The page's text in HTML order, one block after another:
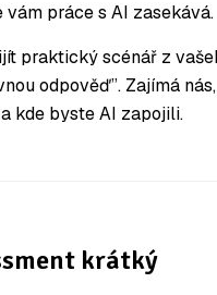
vám práce s AI zasekává.
praktický scénář z
odpověď”. Zajímá
kde byste AI zapojili.
krátký